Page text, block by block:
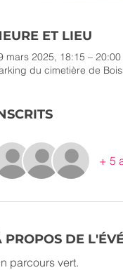
ET LIEU
mars 2025, 18:15 – 20:00
du cimetière de
+ 5
PROPOS DE
parcours vert.